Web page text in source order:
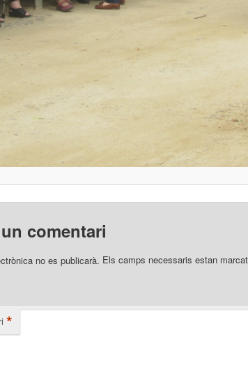
comentari
no es publicarà. Els camps necessaris estan
*